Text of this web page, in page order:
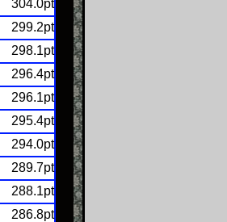
304.0pt
299.2pt
298.1pt
296.4pt
296.1pt
295.4pt
294.0pt
289.7pt
288.1pt
286.8pt